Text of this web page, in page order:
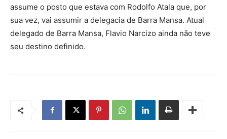
assume o posto que estava com Rodolfo Atala que, por
sua vez, vai assumir a delegacia de Barra Mansa. Atual
delegado de Barra Mansa, Flavio Narcizo ainda não teve
seu destino definido.